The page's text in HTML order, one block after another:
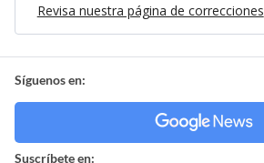
Revisa nuestra página de correcciones
Síguenos en:
Suscríbete en: